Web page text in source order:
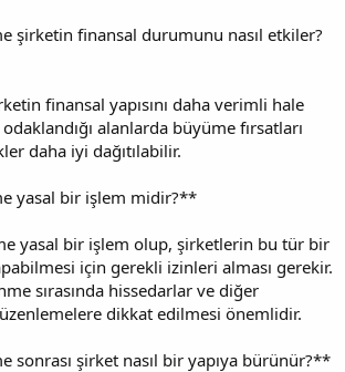
şirketin finansal durumunu nasıl etkiler?
finansal yapısını daha verimli hale
alanlarda büyüme fırsatları
daha iyi dağıtılabilir.
yasal bir işlem midir?**
yasal bir işlem olup, şirketlerin bu tür bir
için gerekli izinleri alması gerekir.
sırasında hissedarlar ve diğer
dikkat edilmesi önemlidir.
sonrası şirket nasıl bir yapıya bürünür?**